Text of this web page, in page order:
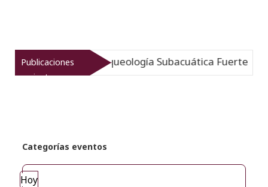
Publicaciones
recientes
Museo de Arqueología Subacuática Fuerte de
Categorías eventos
Hoy